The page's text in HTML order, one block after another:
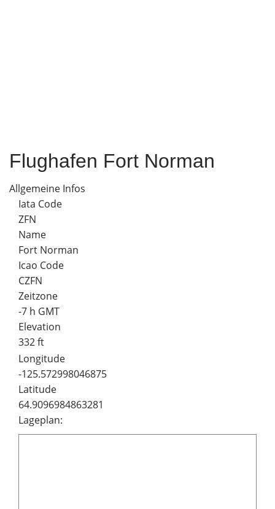
Flughafen Fort Norman
Allgemeine Infos
Iata Code
ZFN
Name
Fort Norman
Icao Code
CZFN
Zeitzone
-7 h GMT
Elevation
332 ft
Longitude
-125.572998046875
Latitude
64.9096984863281
Lageplan: